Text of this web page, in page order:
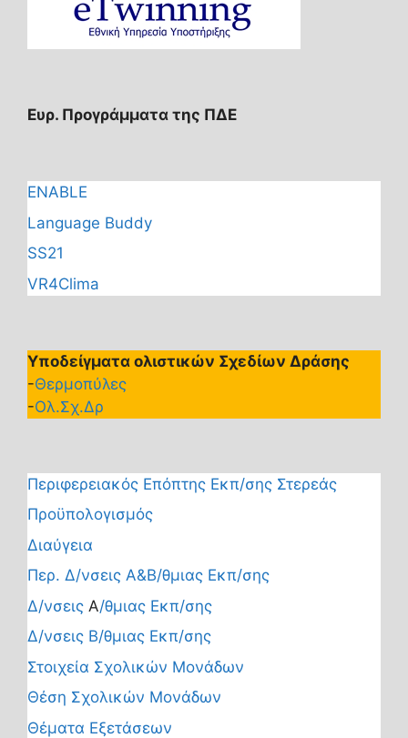
Ευρ. Προγράμματα της ΠΔΕ
ENABLE
Language Buddy
SS21
VR4Clima
Υποδείγματα ολιστικών Σχεδίων Δράσης
-Θερμοπύλες
-Ολ.Σχ.Δρ
Περιφερειακός Επόπτης Εκπ/σης Στερεάς
Προϋπολογισμός
Διαύγεια
Περ. Δ/νσεις Α&Β/θμιας Εκπ/σης
Δ/νσεις Α/θμιας Εκπ/σης
Δ/νσεις Β/θμιας Εκπ/σης
Στοιχεία Σχολικών Μονάδων
Θέση Σχολικών Μονάδων
Θέματα Εξετάσεων